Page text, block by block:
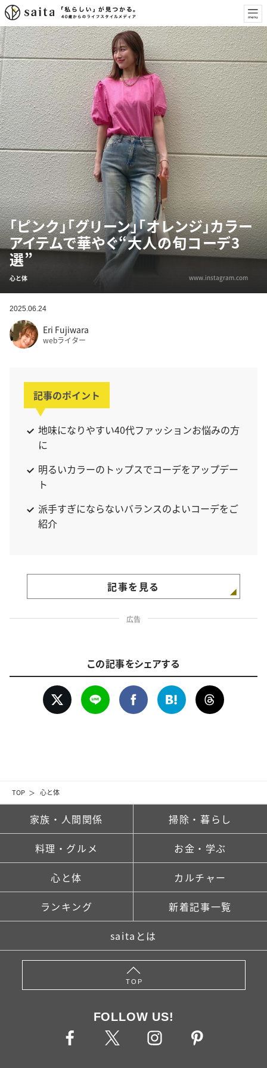
TOP 心と体
「ピンク」「グリーン」「オレンジ」カラー
アイテムで華やぐ“大人の旬コーデ3
選”
心と体 www.instagram.com
2025.06.24
Eri Fujiwara
webライター
記事のポイント
地味になりやすい40代ファッションお悩みの方
に
明るいカラーのトップスでコーデをアップデー
ト
派手すぎにならないバランスのよいコーデをご
紹介
記事を見る
広告
この記事をシェアする
家族・人間関係 掃除・暮らし
料理・グルメ お金・学ぶ
心と体 カルチャー
ランキング 新着記事一覧
saitaとは
TOP
FOLLOW US!